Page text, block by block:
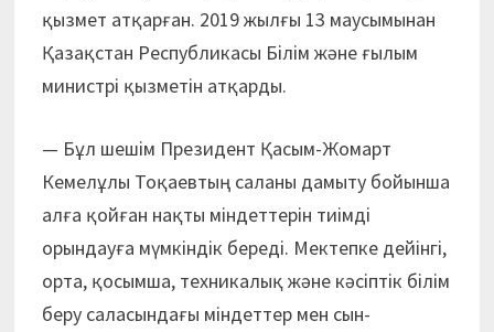
қызмет атқарған. 2019 жылғы 13 маусымынан
Қазақстан Республикасы Білім және ғылым
министрі қызметін атқарды.
— Бұл шешім Президент Қасым-Жомарт
Кемелұлы Тоқаевтың саланы дамыту бойынша
алға қойған нақты міндеттерін тиімді
орындауға мүмкіндік береді. Мектепке дейінгі,
орта, қосымша, техникалық және кәсіптік білім
беру саласындағы міндеттер мен сын-